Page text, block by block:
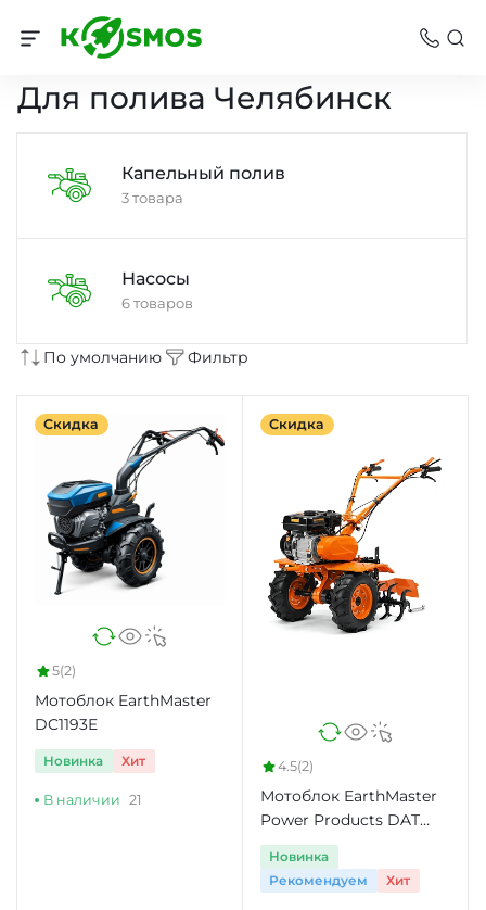
Садовая техника Челябинск
Для полива Челябинск
Капельный полив
3 товара
Насосы
6 товаров
По умолчанию Фильтр
Скидка
5(2)
Мотоблок EarthMaster
DC1193E
Новинка Хит
В наличии 21
Скидка
4.5(2)
Мотоблок EarthMaster
Power Products DAT
80110
Новинка
Рекомендуем
Хит